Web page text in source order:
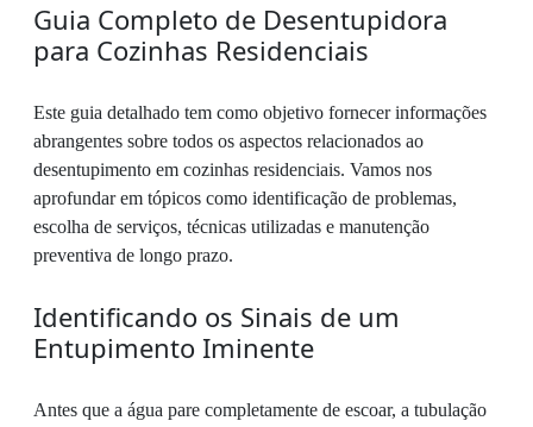
Guia Completo de Desentupidora
para Cozinhas Residenciais
Este guia detalhado tem como objetivo fornecer informações
abrangentes sobre todos os aspectos relacionados ao
desentupimento em cozinhas residenciais. Vamos nos
aprofundar em tópicos como identificação de problemas,
escolha de serviços, técnicas utilizadas e manutenção
preventiva de longo prazo.
Identificando os Sinais de um
Entupimento Iminente
Antes que a água pare completamente de escoar, a tubulação